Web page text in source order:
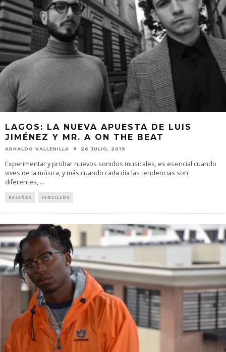
LAGOS: LA NUEVA APUESTA DE LUIS
JIMÉNEZ Y MR. A ON THE BEAT
ARNALDO VALLENILLA 26 JULIO, 2019
Experimentar y probar nuevos sonidos musicales, es esencial cuando
vives de la música, y más cuando cada día las tendencias son
diferentes, ...
RESEÑAS SENCILLOS